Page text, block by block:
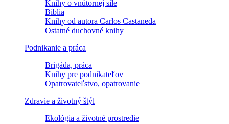
Knihy o vnútornej sile
Biblia
Knihy od autora Carlos Castaneda
Ostatné duchovné knihy
Podnikanie a práca
Brigáda, práca
Knihy pre podnikateľov
Opatrovateľstvo, opatrovanie
Zdravie a životný štýl
Ekológia a životné prostredie